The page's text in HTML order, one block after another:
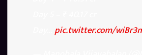
pic.twitter.com/